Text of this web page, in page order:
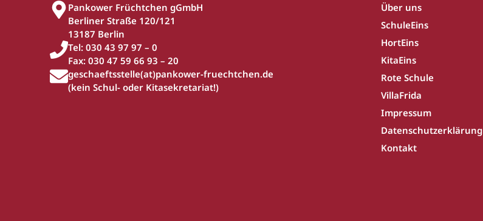
Pankower Früchtchen gGmbH
Berliner Straße 120/121
13187 Berlin
Tel: 030 43 97 97 – 0
Fax: 030 47 59 66 93 – 20
geschaeftsstelle(at)pankower-fruechtchen.de
(kein Schul- oder Kitasekretariat!)
Über uns
SchuleEins
HortEins
KitaEins
Rote Schule
VillaFrida
Impressum
Datenschutzerklärung
Kontakt